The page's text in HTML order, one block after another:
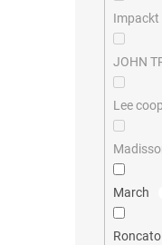
Impackt
JOHN
Lee
March
Roncato